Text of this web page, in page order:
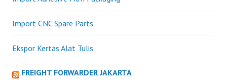
Import CNC Spare Parts
Ekspor Kertas Alat Tulis
FREIGHT FORWARDER JAKARTA